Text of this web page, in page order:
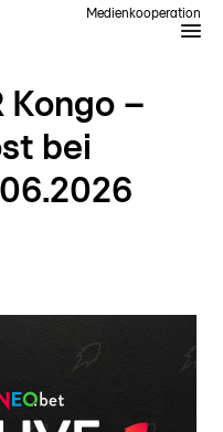
Medienkooperation
Kongo –
bei